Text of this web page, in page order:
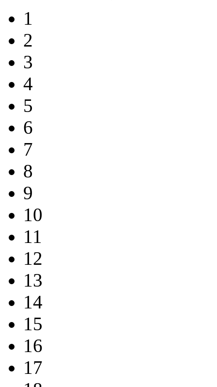
1
2
3
4
5
6
7
8
9
10
11
12
13
14
15
16
17